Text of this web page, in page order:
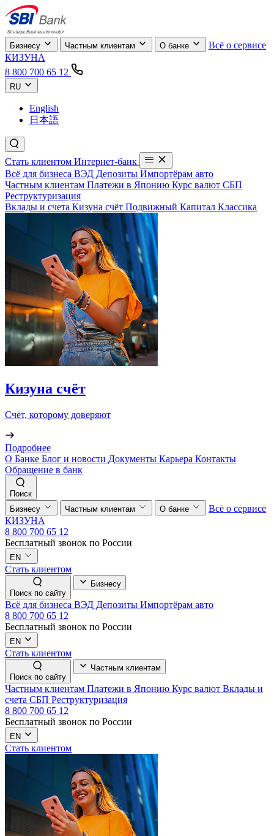
Бизнесу Частным клиентам О банке
Всё о сервисе
КИЗУНА
8 800 700 65 12
RU
English
日本語
Стать клиентом Интернет-банк
Всё для бизнеса ВЭД Депозиты Импортёрам авто
Частным клиентам Платежи в Японию Курс валют СБП
Реструктуризация
Вклады и счета Кизуна счёт Подвижный Капитал Классика
Кизуна счёт
Счёт, которому доверяют
Подробнее
О Банке Блог и новости Документы Карьера Контакты
Обращение в банк
Поиск
Бизнесу
Частным клиентам О банке
Всё о сервисе
КИЗУНА
8 800 700 65 12
Бесплатный звонок по России
EN
Стать клиентом
Поиск по сайту
Бизнесу
Всё для бизнеса ВЭД Депозиты Импортёрам авто
8 800 700 65 12
Бесплатный звонок по России
EN
Стать клиентом
Поиск по сайту
Частным клиентам
Частным клиентам Платежи в Японию Курс валют Вклады и
счета СБП Реструктуризация
8 800 700 65 12
Бесплатный звонок по России
EN
Стать клиентом